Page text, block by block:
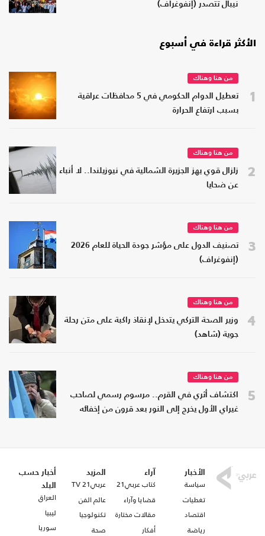
نيبال تتصدر (إنفوغراف)
الأكثر قراءة في أسبوع
1
من هنا وهناك
تعطيل الدوام الحكومي في 5 محافظات عراقية
بسبب ارتفاع الحرارة
2
من هنا وهناك
زلزال قوي يهز الجزيرة الشمالية في نيوزيلندا.. لا أنباء
عن ضحايا
3
من هنا وهناك
تصنيف الدول على مؤشر جودة الحياة للعام 2026
(إنفوغراف)
4
من هنا وهناك
وزير الصحة التركي يتدخل لإنقاذ راكبة على متن رحلة
جوية (شاهد)
5
من هنا وهناك
اكتشاف أثري في القرم.. مرسوم رسمي لصاحب
غيراي الأول يخرج إلى النور بعد قرون من إخفائه
الأخبار
سياسة
تغطيات
اقتصاد
رياضة
آراء
كتاب عربي21
قضايا وآراء
مقالات مختارة
أفكار
المزيد
عربي21 TV
عالم الفن
تكنولوجيا
صحة
أخبار حسب
البلد
العراق
ليبيا
سوريا